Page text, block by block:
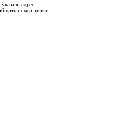
адрес
номер заявки